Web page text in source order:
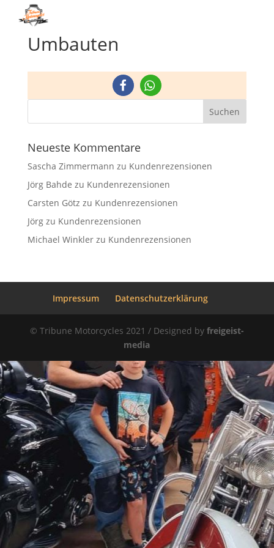
Umbauten
Neueste Kommentare
Sascha Zimmermann zu Kundenrezensionen
Jörg Bahde zu Kundenrezensionen
Carsten Götz zu Kundenrezensionen
Jörgzu Kundenrezensionen
Michael Winklerzu Kundenrezensionen
Impressum Datenschutzerklärung
© Tribune Motorcycles 2021 / Designed by freigeist-
media